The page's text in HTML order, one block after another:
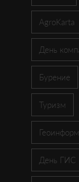
AgroKarta
День
Бурение
Туризм
День ГИС